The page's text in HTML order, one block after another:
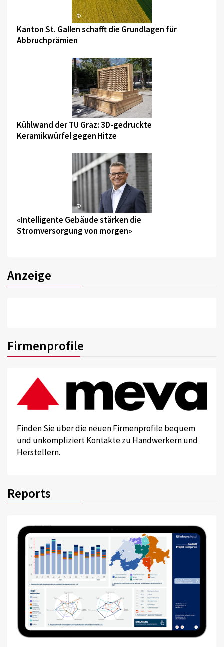
©
Kanton St. Gallen schafft die Grundlagen für
Abbruchprämien
©
Kühlwand der TU Graz: 3D-gedruckte
Keramikwürfel gegen Hitze
©
«Intelligente Gebäude stärken die
Stromversorgung von morgen»
Anzeige
Firmenprofile
Finden Sie über die neuen Firmenprofile bequem
und unkompliziert Kontakte zu Handwerkern und
Herstellern.
Reports